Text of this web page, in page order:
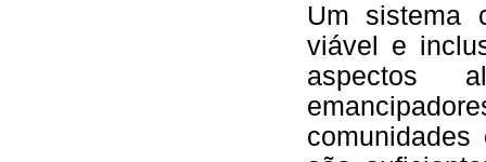
Um sistema
viável e
aspectos